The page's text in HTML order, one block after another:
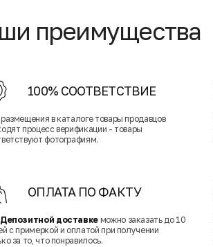
преимущества
100% СООТВЕТСТВИЕ
в каталоге товары продавцов
процесс верификации - товары
фотографиям.
ОПЛАТА ПО ФАКТУ
Депозитной доставке можно заказать до 10
с примеркой и оплатой при получении
за то, что понравилось.